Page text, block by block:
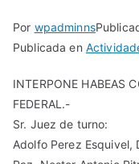
Por wpadminns
Publicada en
INTERPONE HABEAS
FEDERAL.-
Sr. Juez de turno:
Adolfo Perez